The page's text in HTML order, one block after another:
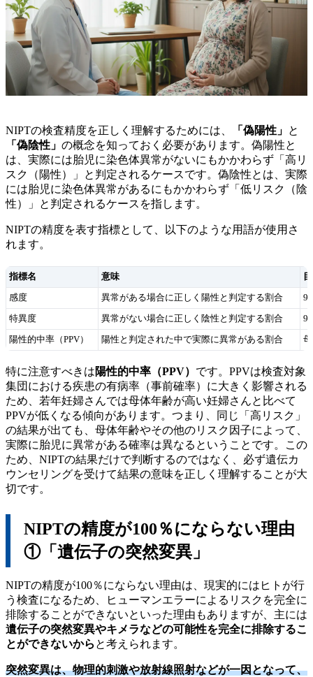
NIPTの検査精度を正しく理解するためには、 「偽陽性」 と
「偽陰性」 の概念を知っておく必要があります。偽陽性と
は、実際には胎児に染色体異常がないにもかかわらず「高リ
スク（陽性）」と判定されるケースです。偽陰性とは、実際
には胎児に染色体異常があるにもかかわらず「低リスク（陰
性）」と判定されるケースを指します。
NIPTの精度を表す指標として、以下のような用語が使用さ
れます。
指標名 意味
感度 異常がある場合に正しく陽性と判定する割合
特異度 異常がない場合に正しく陰性と判定する割合
陽性的中率（PPV） 陽性と判定された中で実際に異常がある割合
特に注意すべきは陽性的中率（PPV） です。PPVは検査対象
集団における疾患の有病率（事前確率）に大きく影響される
ため、若年妊婦さんでは母体年齢が高い妊婦さんと比べて
PPVが低くなる傾向があります。つまり、同じ「高リスク」
の結果が出ても、母体年齢やその他のリスク因子によって、
実際に胎児に異常がある確率は異なるということです。この
ため、NIPTの結果だけで判断するのではなく、必ず遺伝カ
ウンセリングを受けて結果の意味を正しく理解することが大
切です。
NIPTの精度が100％にならない理由
①「遺伝子の突然変異」
NIPTの精度が100％にならない理由は、現実的にはヒトが行
う検査になるため、ヒューマンエラーによるリスクを完全に
排除することができないといった理由もありますが、主には
遺伝子の突然変異やキメラなどの可能性を完全に排除するこ
とができないから と考えられます。
突然変異は、物理的刺激や放射線照射などが一因となって、